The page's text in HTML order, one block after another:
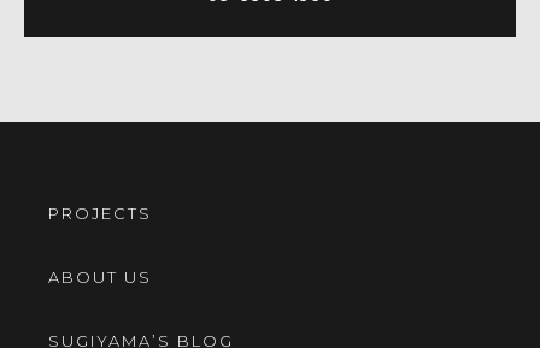
PROJECTS
ABOUT US
SUGIYAMA’S BLOG